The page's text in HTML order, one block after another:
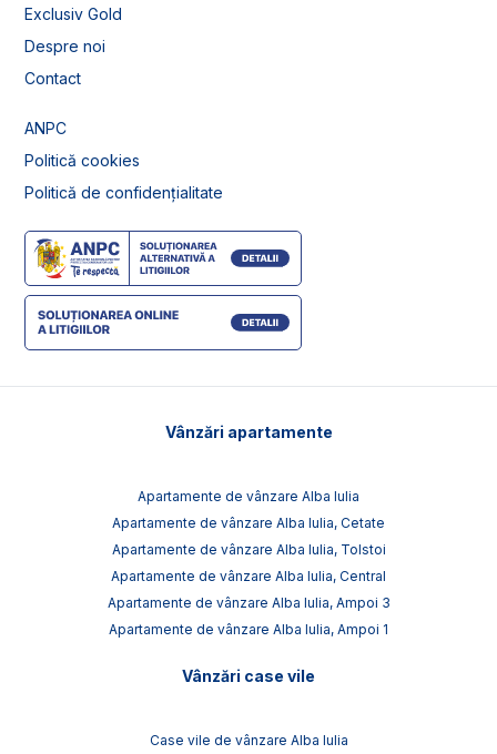
Exclusiv Gold
Despre noi
Contact
ANPC
Politică cookies
Politică de confidențialitate
Vânzări apartamente
Apartamente de vânzare Alba Iulia
Apartamente de vânzare Alba Iulia, Cetate
Apartamente de vânzare Alba Iulia, Tolstoi
Apartamente de vânzare Alba Iulia, Central
Apartamente de vânzare Alba Iulia, Ampoi 3
Apartamente de vânzare Alba Iulia, Ampoi 1
Vânzări case vile
Case vile de vânzare Alba Iulia